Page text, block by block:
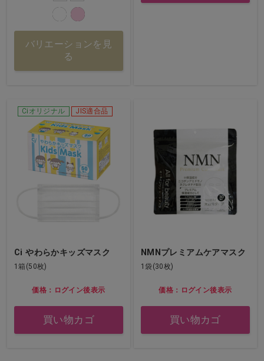
バリエーションを見
る
Ciオリジナル JIS適合品
Ci やわらかキッズマスク
1箱(50枚)
価格：ログイン後表示
買い物カゴ
NMNプレミアムケアマスク
1袋(30枚)
価格：ログイン後表示
買い物カゴ